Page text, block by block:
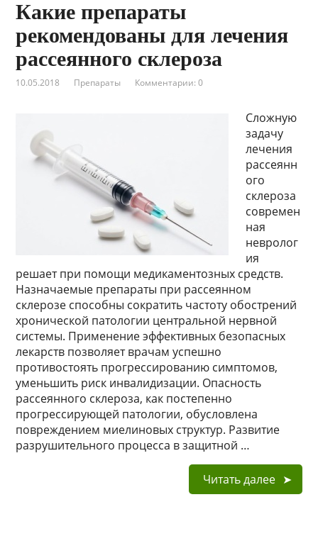
Какие препараты
рекомендованы для лечения
рассеянного склероза
10.05.2018 Препараты Комментарии: 0
Сложную
задачу
лечения
рассеянн
ого
склероза
современ
ная
невролог
ия
решает при помощи медикаментозных средств.
Назначаемые препараты при рассеянном
склерозе способны сократить частоту обострений
хронической патологии центральной нервной
системы. Применение эффективных безопасных
лекарств позволяет врачам успешно
противостоять прогрессированию симптомов,
уменьшить риск инвалидизации. Опасность
рассеянного склероза, как постепенно
прогрессирующей патологии, обусловлена
повреждением миелиновых структур. Развитие
разрушительного процесса в защитной …
Читать далее